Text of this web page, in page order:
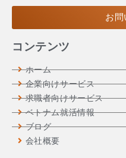
お
コンテンツ
ホーム
企業向けサービス
求職者向けサービス
ベトナム就活情報
ブログ
会社概要